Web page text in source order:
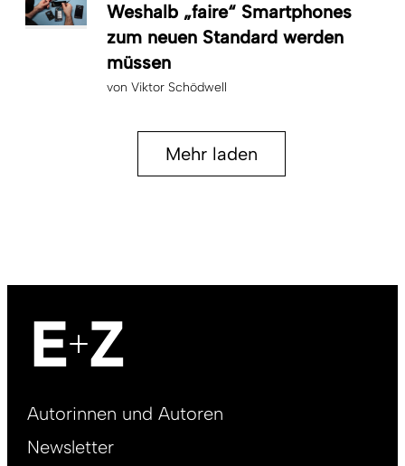
Weshalb „faire“ Smartphones
zum neuen Standard werden
müssen
von Viktor Schödwell
Mehr laden
Footer
DE
Autorinnen und Autoren
Newsletter